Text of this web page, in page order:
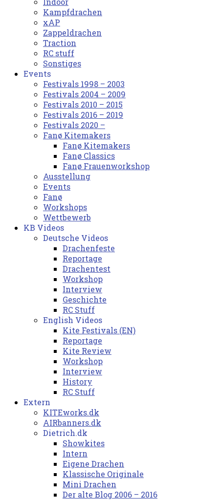
Kampfdrachen
xAP
Zappeldrachen
Traction
RC stuff
Sonstiges
Events
Festivals 1998 – 2003
Festivals 2004 – 2009
Festivals 2010 – 2015
Festivals 2016 – 2019
Festivals 2020 –
Fanø Kitemakers
Fanø Kitemakers
Fanø Classics
Fanø Frauenworkshop
Ausstellung
Events
Fanø
Workshops
Wettbewerb
KB Videos
Deutsche Videos
Drachenfeste
Reportage
Drachentest
Workshop
Interview
Geschichte
RC Stuff
English Videos
Kite Festivals (EN)
Reportage
Kite Review
Workshop
Interview
History
RC Stuff
Extern
KITEworks.dk
AIRbanners.dk
Dietrich.dk
Showkites
Intern
Eigene Drachen
Klassische Originale
Mini Drachen
Der alte Blog 2006 – 2016